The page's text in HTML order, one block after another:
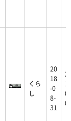
くら
し
20
18
-0
8-
31